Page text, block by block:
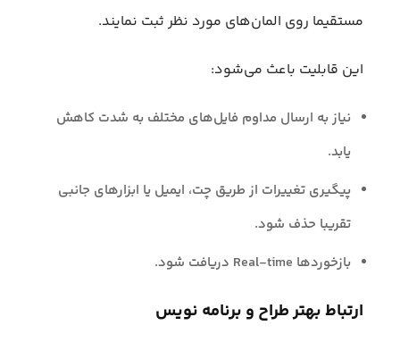
مستقیما روی المان‌های مورد نظر ثبت نمایند.
این قابلیت باعث می‌شود:
نیاز به ارسال مداوم فایل‌های مختلف به شدت کاهش
یابد.
پیگیری تغییرات از طریق چت، ایمیل یا ابزارهای جانبی
تقریبا حذف شود.
بازخوردها Real-time دریافت شود.
ارتباط بهتر طراح و برنامه‌ نویس